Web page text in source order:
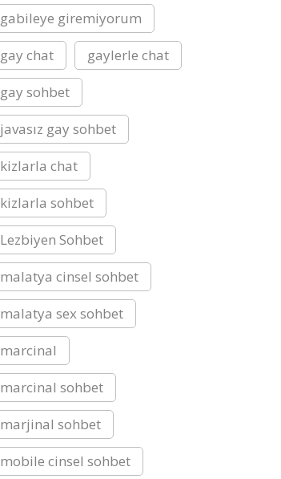
gabileye giremiyorum
gay chat
gaylerle chat
gay sohbet
javasız gay sohbet
kizlarla chat
kizlarla sohbet
Lezbiyen Sohbet
malatya cinsel sohbet
malatya sex sohbet
marcinal
marcinal sohbet
marjinal sohbet
mobile cinsel sohbet